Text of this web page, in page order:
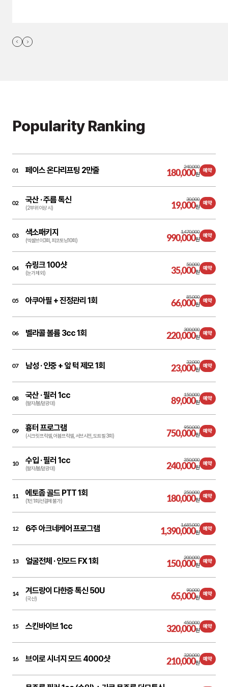
Popularity Ranking
01 페이스 온다리프팅 2만줄 240,000
180,000원
예약
02 국산 ·주름 톡신
(2부위 이상 시)
30,000
19,000원
예약
03 색소패키지
(엑셀브이3회, 피코토닝10회)
1,470,000
990,000원
예약
04 슈링크 100샷
(눈가 제외)
50,000
35,000원
예약
05 아쿠아필 + 진정관리 1회 85,000
66,000원
예약
06 벨라콜 볼륨 3cc 1회 300,000
220,000원
예약
07 남성 ·인중 + 앞 턱 제모 1회 32,000
23,000원
예약
08 국산 ·필러 1cc
(팔자/볼/앞광대)
150,000
89,000원
예약
09 흉터 프로그램
(시크릿 프락셀, 어븀프락셀, 서브시전, 도트필 3회)
950,000
750,000원
예약
10 수입 ·필러 1cc
(팔자/볼/앞광대)
350,000
240,000원
예약
11 에토좀 골드 PTT 1회
(1인 1회/선결제 불가)
250,000
180,000원
예약
12 6주 아크네케어 프로그램 1,685,000
1,390,000원
예약
13 얼굴전체 ·인모드 FX 1회 200,000
150,000원
예약
14 겨드랑이 다한증 톡신 50U
(국산)
90,000
65,000원
예약
15 스킨바이브 1cc 450,000
320,000원
예약
16 브이로 시너지 모드 4000샷 320,000
210,000원
예약